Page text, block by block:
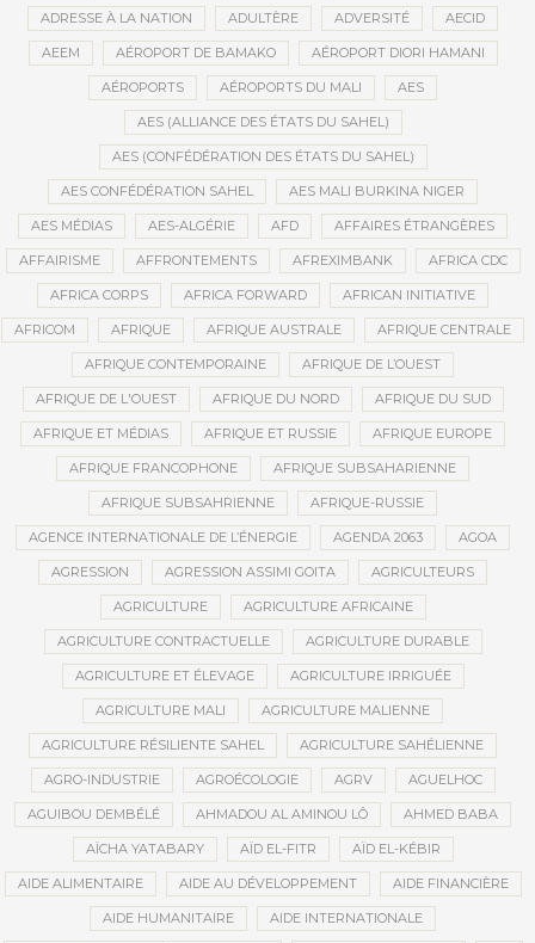
ADRESSE À LA NATION ADULTÈRE ADVERSITÉ AECID
AEEM AÉROPORT DE BAMAKO AÉROPORT DIORI HAMANI
AÉROPORTS AÉROPORTS DU MALI AES
AES (ALLIANCE DES ÉTATS DU SAHEL)
AES (CONFÉDÉRATION DES ÉTATS DU SAHEL)
AES CONFÉDÉRATION SAHEL AES MALI BURKINA NIGER
AES MÉDIAS AES-ALGÉRIE AFD AFFAIRES ÉTRANGÈRES
AFFAIRISME AFFRONTEMENTS AFREXIMBANK AFRICA CDC
AFRICA CORPS AFRICA FORWARD AFRICAN INITIATIVE
AFRICOM AFRIQUE AFRIQUE AUSTRALE AFRIQUE CENTRALE
AFRIQUE CONTEMPORAINE AFRIQUE DE L’OUEST
AFRIQUE DE L'OUEST AFRIQUE DU NORD AFRIQUE DU SUD
AFRIQUE ET MÉDIAS AFRIQUE ET RUSSIE AFRIQUE EUROPE
AFRIQUE FRANCOPHONE AFRIQUE SUBSAHARIENNE
AFRIQUE SUBSAHRIENNE AFRIQUE-RUSSIE
AGENCE INTERNATIONALE DE L’ÉNERGIE AGENDA 2063 AGOA
AGRESSION AGRESSION ASSIMI GOITA AGRICULTEURS
AGRICULTURE AGRICULTURE AFRICAINE
AGRICULTURE CONTRACTUELLE AGRICULTURE DURABLE
AGRICULTURE ET ÉLEVAGE AGRICULTURE IRRIGUÉE
AGRICULTURE MALI AGRICULTURE MALIENNE
AGRICULTURE RÉSILIENTE SAHEL AGRICULTURE SAHÉLIENNE
AGRO-INDUSTRIE AGROÉCOLOGIE AGRV AGUELHOC
AGUIBOU DEMBÉLÉ AHMADOU AL AMINOU LÔ AHMED BABA
AÏCHA YATABARY AÏD EL-FITR AÏD EL-KÉBIR
AIDE ALIMENTAIRE AIDE AU DÉVELOPPEMENT AIDE FINANCIÈRE
AIDE HUMANITAIRE AIDE INTERNATIONALE